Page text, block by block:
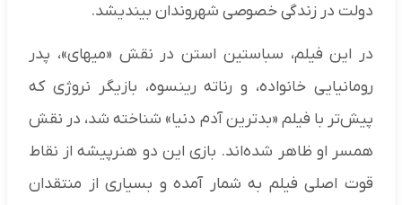
دولت در زندگی خصوصی شهروندان بیندیشد.
در این فیلم، سباستین استن در نقش «میهای»، پدر
رومانیایی خانواده، و رناته رینسوه، بازیگر نروژی که
پیش‌تر با فیلم «بدترین آدم دنیا» شناخته شد، در نقش
همسر او ظاهر شده‌اند. بازی این دو هنرپیشه از نقاط
قوت اصلی فیلم به شمار آمده و بسیاری از منتقدان